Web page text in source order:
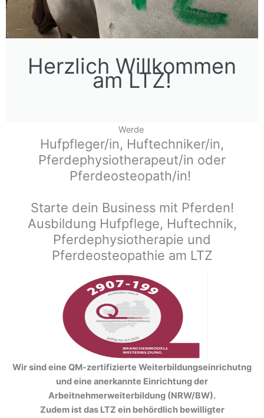
Herzlich Willkommen
am LTZ!
Werde
Hufpfleger/in, Huftechniker/in,
Pferdephysiotherapeut/in oder
Pferdeosteopath/in!
Starte dein Business mit Pferden!
Ausbildung Hufpflege, Huftechnik,
Pferdephysiotherapie und
Pferdeosteopathie am LTZ
Wir sind eine QM-zertifizierte Weiterbildungseinrichutng
und eine anerkannte Einrichtung der
Arbeitnehmerweiterbildung (NRW/BW).
Zudem ist das LTZ ein behördlich bewilligter